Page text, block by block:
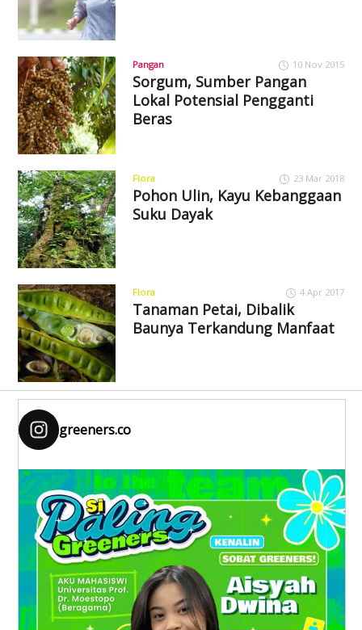
Pangan 10 Nov 2015
Sorgum, Sumber Pangan
Lokal Potensial Pengganti
Beras
Flora 23 Mar 2018
Pohon Ulin, Kayu Kebanggaan
Suku Dayak
Flora 4 Apr 2017
Tanaman Petai, Dibalik
Baunya Terkandung Manfaat
greeners.co